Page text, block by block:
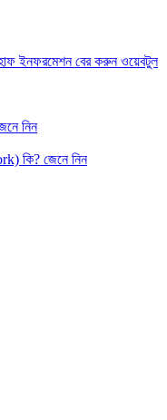
ইনফরমেশন বের করুন ওয়েবটুল
নিন
কি? জেনে নিন